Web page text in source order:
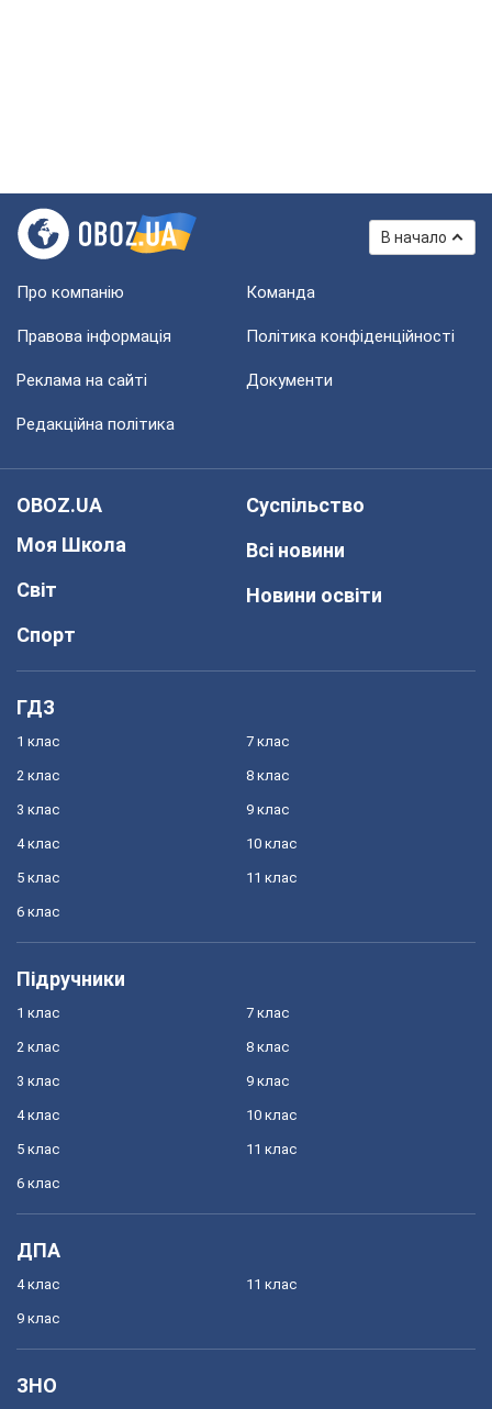
В начало
Про компанію Команда
Правова інформація Політика конфіденційності
Реклама на сайті Документи
Редакційна політика
OBOZ.UA
Моя Школа
Світ
Спорт
Суспільство
Всі новини
Новини освіти
ГДЗ
1 клас
2 клас
3 клас
4 клас
5 клас
6 клас
7 клас
8 клас
9 клас
10 клас
11 клас
Підручники
1 клас
2 клас
3 клас
4 клас
5 клас
6 клас
7 клас
8 клас
9 клас
10 клас
11 клас
ДПА
4 клас
9 клас
11 клас
ЗНО